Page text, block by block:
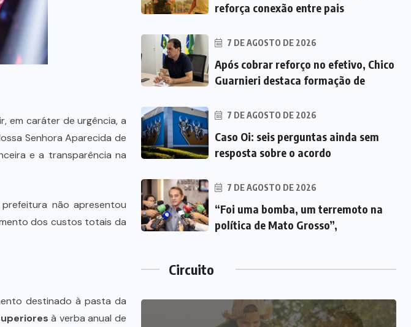
em caráter de urgência, a
Senhora Aparecida de
e a transparência na
não apresentou
dos custos totais da
destinado à pasta da
à verba anual de
reforça conexão entre pais
7 DE AGOSTO DE 2026
Após cobrar reforço no efetivo, Chico
Guarnieri destaca formação de
7 DE AGOSTO DE 2026
Caso Oi: seis perguntas ainda sem
resposta sobre o acordo
7 DE AGOSTO DE 2026
“Foi uma bomba, um terremoto na
política de Mato Grosso”,
Circuito